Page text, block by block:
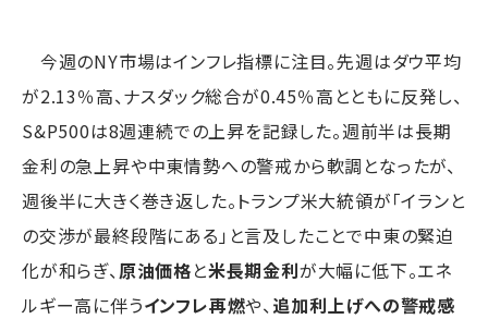
今週のNY市場はインフレ指標に注目。先週はダウ平均
が2.13％高、ナスダック総合が0.45％高とともに反発し、
S&P500は8週連続での上昇を記録した。週前半は長期
金利の急上昇や中東情勢への警戒から軟調となったが、
週後半に大きく巻き返した。トランプ米大統領が「イランと
の交渉が最終段階にある」と言及したことで中東の緊迫
化が和らぎ、 原油価格と米長期金利が大幅に低下。エネ
ルギー高に伴うインフレ再燃や、 追加利上げへの警戒感